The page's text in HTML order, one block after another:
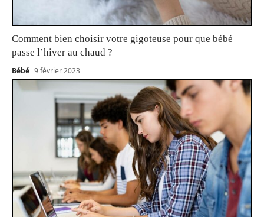
Comment bien choisir votre gigoteuse pour que bébé
passe l’hiver au chaud ?
Bébé 9 février 2023